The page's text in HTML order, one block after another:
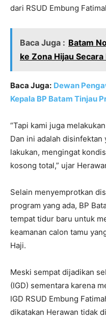
dari RSUD Embung
Baca Juga : Batam
ke Zona Hijau
Baca Juga: Dewan
Kepala BP Batam Tinjau
“Tapi kami juga
Dan ini adalah disinfektan
lakukan, mengingat
kosong total,” ujar
Selain menyemprotkan
program yang ada, BP
tempat tidur baru untuk
keamanan calon tamu
Haji.
Meski sempat dijadikan
(IGD) sementara karena
IGD RSUD Embung
dikatakan Herawan tidak